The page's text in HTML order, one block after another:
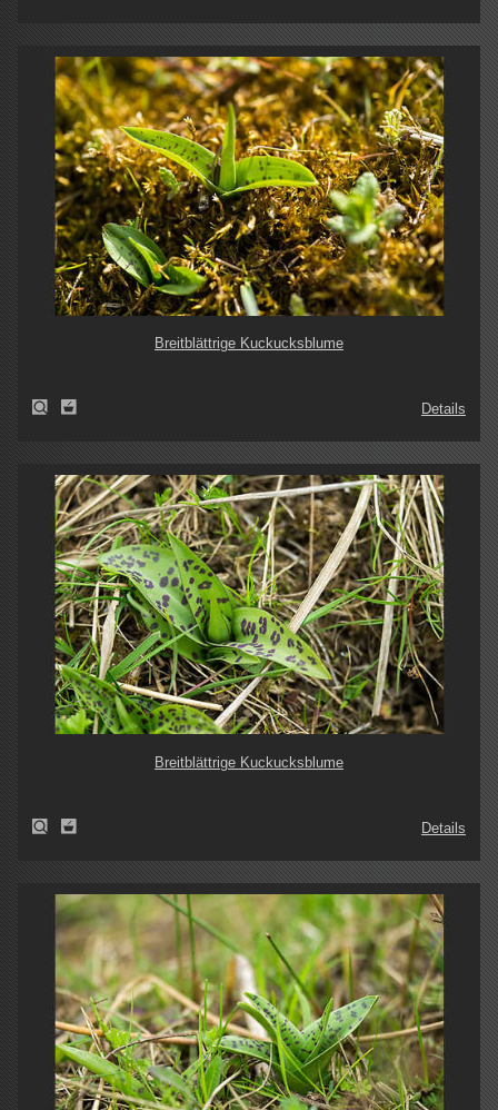
Breitblättrige Kuckucksblume
Details
Breitblättrige Kuckucksblume
Details